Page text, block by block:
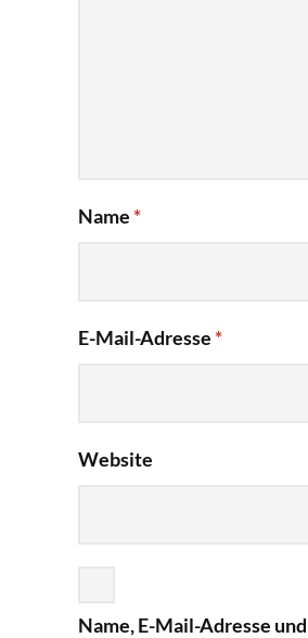
Name *
E-Mail-Adresse *
Website
Name, E-Mail-Adresse